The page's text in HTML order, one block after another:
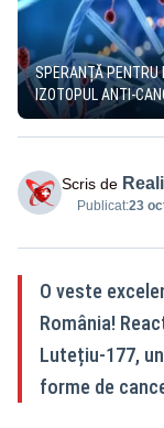
SPERANȚĂ PENTRU
IZOTOPUL ANTI-
Scris de
Publicat:23
O veste
România!
Lutețiu-177,
forme de